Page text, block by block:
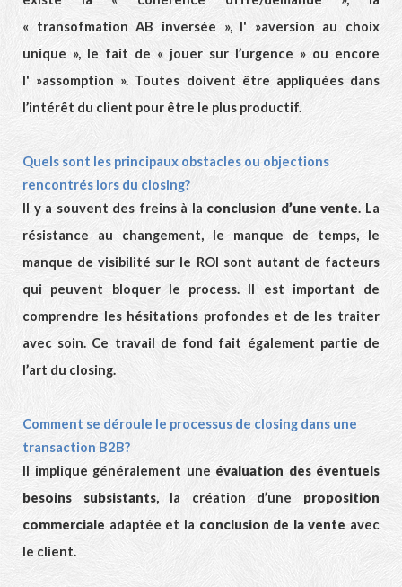
« transofmation AB inversée », l' »aversion au choix
unique », le fait de « jouer sur l’urgence » ou encore
l' »assomption ». Toutes doivent être appliquées dans
l’intérêt du client pour être le plus productif.
Quels sont les principaux obstacles ou objections
rencontrés lors du closing?
Il y a souvent des freins à la conclusion d’une vente. La
résistance au changement, le manque de temps, le
manque de visibilité sur le ROI sont autant de facteurs
qui peuvent bloquer le process. Il est important de
comprendre les hésitations profondes et de les traiter
avec soin. Ce travail de fond fait également partie de
l’art du closing.
Comment se déroule le processus de closing dans une
transaction B2B?
Il implique généralement une évaluation des éventuels
besoins subsistants, la création d’une proposition
commerciale adaptée et la conclusion de la vente avec
le client.